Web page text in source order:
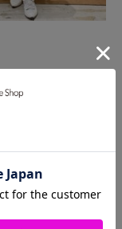
ート